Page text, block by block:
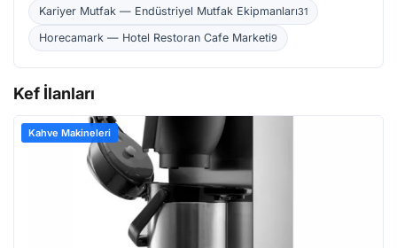
Kariyer Mutfak — Endüstriyel Mutfak Ekipmanları31
Horecamark — Hotel Restoran Cafe Marketi9
Kef İlanları
Kahve Makineleri